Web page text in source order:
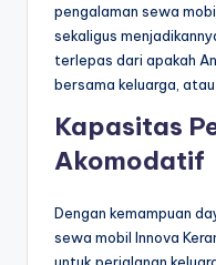
pengalaman sewa
sekaligus
terlepas dari apakah
bersama keluarga, atau
Kapasitas
Akomodatif
Dengan kemampuan
sewa mobil Innova